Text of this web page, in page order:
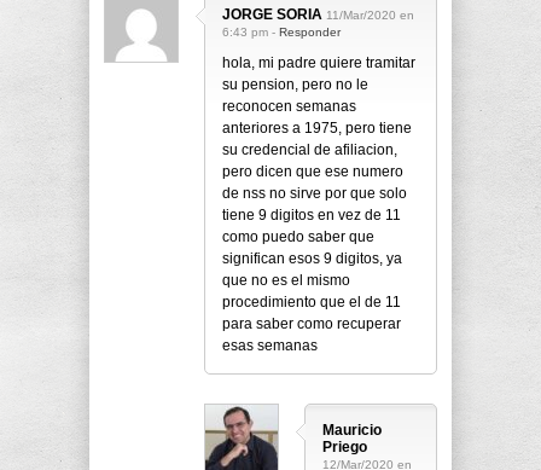
JORGE SORIA 11/Mar/2020 en
6:43 pm - Responder
hola, mi padre quiere tramitar
su pension, pero no le
reconocen semanas
anteriores a 1975, pero tiene
su credencial de afiliacion,
pero dicen que ese numero
de nss no sirve por que solo
tiene 9 digitos en vez de 11
como puedo saber que
significan esos 9 digitos, ya
que no es el mismo
procedimiento que el de 11
para saber como recuperar
esas semanas
Mauricio
Priego
12/Mar/2020 en